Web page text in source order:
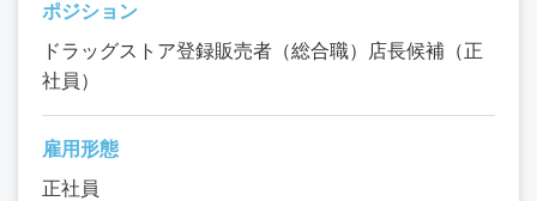
ポジション
ドラッグストア登録販売者（総合職）店長候補（正
社員）
雇用形態
正社員